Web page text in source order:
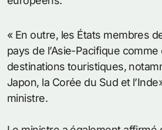
« En outre, les États membres
pays de l’Asie-Pacifique
destinations touristiques,
Japon, la Corée du Sud et
ministre.